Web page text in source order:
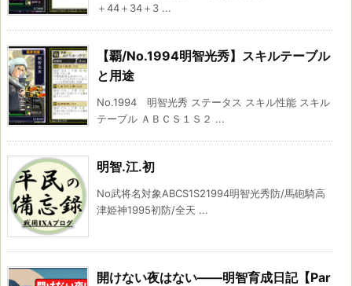
＋44＋34＋3 ...
【覇/No.1994明智光秀】スキルテーブル
と用途
No.1994 明智光秀 ステータス スキル性能 スキル
テーブル ＡＢＣＳ１Ｓ２ ...
明智.江.初
No武将名対象ABCS1S21994明智光秀防/馬砲騎高
津姫神1995初防/全天 ...
開けない夜はない――明智育成日記【Par